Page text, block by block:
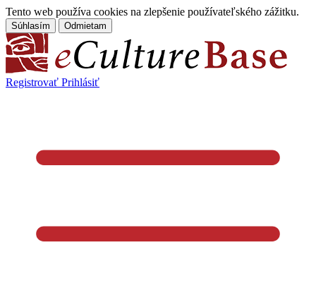
Tento web používa cookies na zlepšenie používateľského zážitku.
Súhlasím Odmietam
Registrovať Prihlásiť